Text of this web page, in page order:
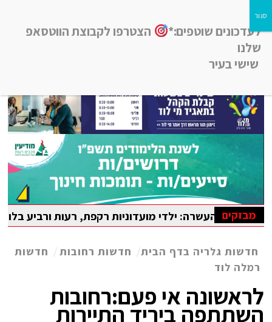
חדשות רמלה לוד, חדשות רחובות, חדשות נס-ציונה והסביבה
מבזקים
ילדי מועדוניות רקפת, רעות ורביע בלוד נהנו מקייטנת
חדשות גלריה בדף הבית/ חדשות רחובות/ חדשות
רמלה לוד
לראשונה אי פעם:רחובות
השתתפה ביריד התיירות
לעדכונים שוטפים:*
הצטרפו לקבוצת הווטסאפ
שלנו
שישי בעיר